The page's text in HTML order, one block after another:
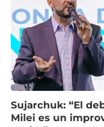
Sujarchuk: “El
Milei es un